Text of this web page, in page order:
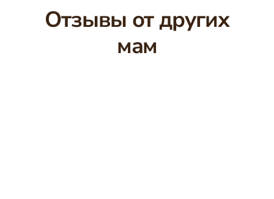
Отзывы от других
мам